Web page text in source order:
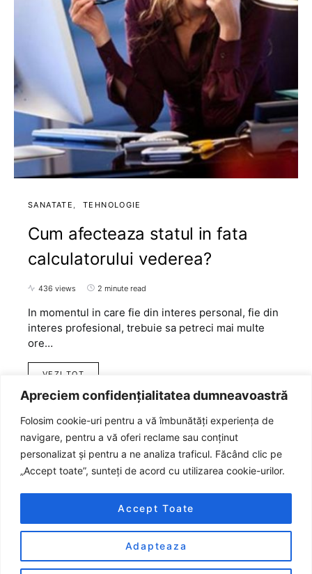
Apreciem confidențialitatea dumneavoastră
Folosim cookie-uri pentru a vă îmbunătăți experiența de
navigare, pentru a vă oferi reclame sau conținut
personalizat și pentru a ne analiza traficul. Făcând clic pe
„Accept toate”, sunteți de acord cu utilizarea cookie-urilor.
Adapteaza
Accept Toate
SANATATE TEHNOLOGIE
Cum afecteaza statul in fata
calculatorului vederea?
436 views 2 minute read
In momentul in care fie din interes personal, fie din
interes profesional, trebuie sa petreci mai multe
ore…
VEZI TOT
Designed & Developed bySmart Seo Team